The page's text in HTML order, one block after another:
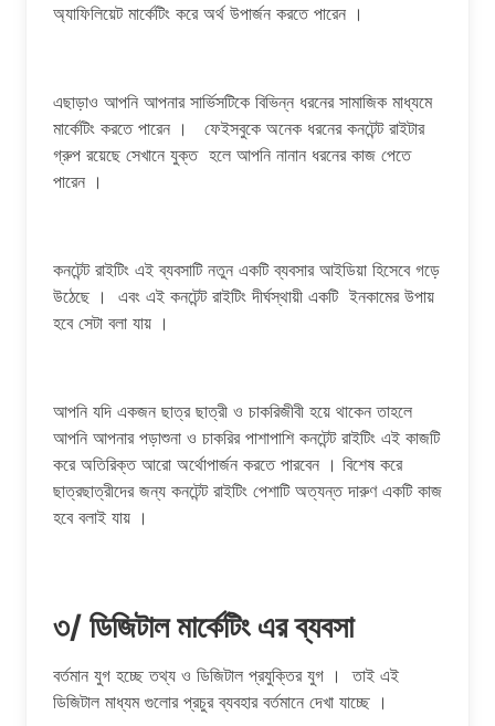
অ্যাফিলিয়েট মার্কেটিং করে অর্থ উপার্জন করতে পারেন ।
এছাড়াও আপনি আপনার সার্ভিসটিকে বিভিন্ন ধরনের সামাজিক মাধ্যমে
মার্কেটিং করতে পারেন । ফেইসবুকে অনেক ধরনের কনটেন্ট রাইটার
গ্রুপ রয়েছে সেখানে যুক্ত হলে আপনি নানান ধরনের কাজ পেতে
পারেন ।
কনটেন্ট রাইটিং এই ব্যবসাটি নতুন একটি ব্যবসার আইডিয়া হিসেবে গড়ে
উঠেছে । এবং এই কনটেন্ট রাইটিং দীর্ঘস্থায়ী একটি ইনকামের উপায়
হবে সেটা বলা যায় ।
আপনি যদি একজন ছাত্র ছাত্রী ও চাকরিজীবী হয়ে থাকেন তাহলে
আপনি আপনার পড়াশুনা ও চাকরির পাশাপাশি কনটেন্ট রাইটিং এই কাজটি
করে অতিরিক্ত আরো অর্থোপার্জন করতে পারবেন । বিশেষ করে
ছাত্রছাত্রীদের জন্য কনটেন্ট রাইটিং পেশাটি অত্যন্ত দারুণ একটি কাজ
হবে বলাই যায় ।
৩/ ডিজিটাল মার্কেটিং এর ব্যবসা
বর্তমান যুগ হচ্ছে তথ্য ও ডিজিটাল প্রযুক্তির যুগ । তাই এই
ডিজিটাল মাধ্যম গুলোর প্রচুর ব্যবহার বর্তমানে দেখা যাচ্ছে ।